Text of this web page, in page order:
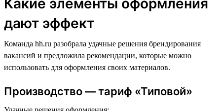
дают эффект
Команда hh.ru разобрала удачные решения брендирования
вакансий и предложила рекомендации, которые можно
использовать для оформления своих материалов.
Производство — тариф «Типовой»